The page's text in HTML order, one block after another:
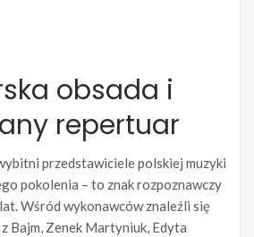
obsada i
repertuar
przedstawiciele polskiej muzyki
pokolenia – to znak rozpoznawczy
Wśród wykonawców znaleźli się
Bajm, Zenek Martyniuk, Edyta